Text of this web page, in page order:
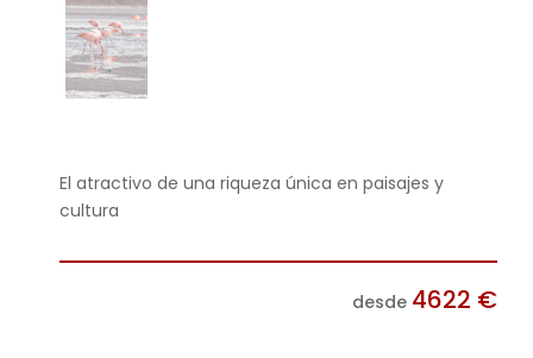
El atractivo de una riqueza única en paisajes y
cultura
desde 4622 €